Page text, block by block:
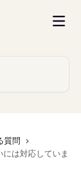
質問
は対応していま